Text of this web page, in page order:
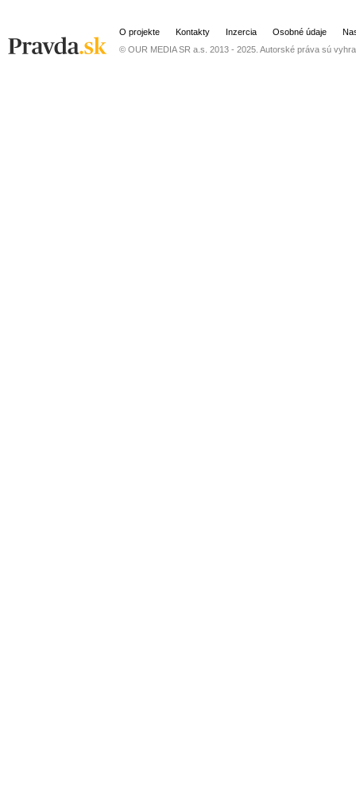
O projekte Kontakty Inzercia Osobné údaje
© OUR MEDIA SR a.s. 2013 - 2025. Autorské práva sú